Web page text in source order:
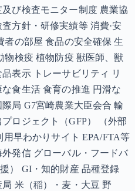
び検査モニター制度 農業協
方針・研修実績等 消費·安
者の部屋 食品の安全確保 生
物検疫 植物防疫 獣医師、獣
表示 トレーサビリティ リ
食生活 食育の推進 円滑な
局 G7宮崎農業大臣会合 輸
ロジェクト（GFP） （外部
用早わかりサイト EPA/FTA等
発信 グローバル・フードバ
） GI・知的財産 品種登録
米（稲）・麦・大豆 野